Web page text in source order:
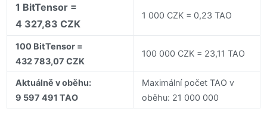
1 BitTensor =
4 327,83 CZK
1 000 CZK = 0,23 TAO
100 BitTensor =
432 783,07 CZK
100 000 CZK = 23,11 TAO
Aktuálně v oběhu:
9 597 491 TAO
Maximální počet TAO v
oběhu: 21 000 000